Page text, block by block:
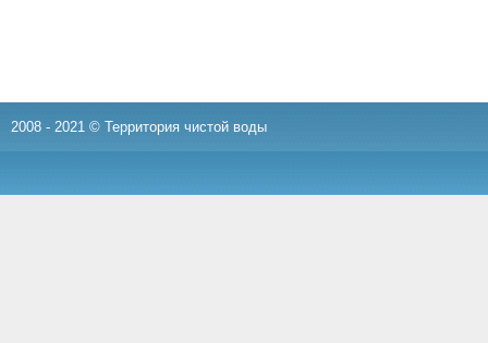
2008 - 2021 © Территория чистой воды